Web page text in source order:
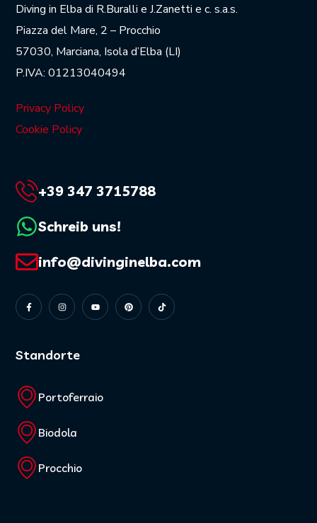
Diving in Elba di R.Buralli e J.Zanetti e c. s.a.s.
Piazza del Mare, 2 – Procchio
57030, Marciana, Isola d’Elba (LI)
P.IVA: 01213040494
Privacy Policy
Cookie Policy
+39 347 3715788
Schreib uns!
info@divinginelba.com
Standorte
Portoferraio
Biodola
Procchio